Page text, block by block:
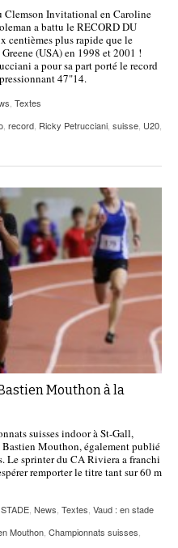
Clemson Invitational en Caroline
a battu le RECORD DU
centièmes plus rapide que le
(USA) en 1998 et 2001 !
a pour sa part porté le record
47"14.
Textes
record Ricky Petrucciani suisse U20
Mouthon à la
suisses indoor à St-Gall,
Mouthon, également publié
Le sprinter du CA Riviera a franchi
remporter le titre tant sur 60 m
, News, Textes, Vaud : en stade
Mouthon, Championnats suisses,